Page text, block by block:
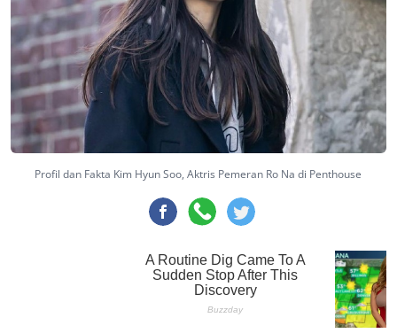
Profil dan Fakta Kim Hyun Soo, Aktris Pemeran Ro Na di Penthouse